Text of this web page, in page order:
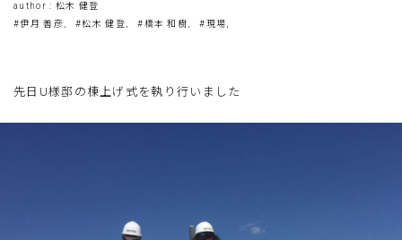
author : 松木 健登
#伊月 善彦,
#松木 健登, #橋本 和樹, #現場,
先日U様邸の棟上げ式を執り行いました